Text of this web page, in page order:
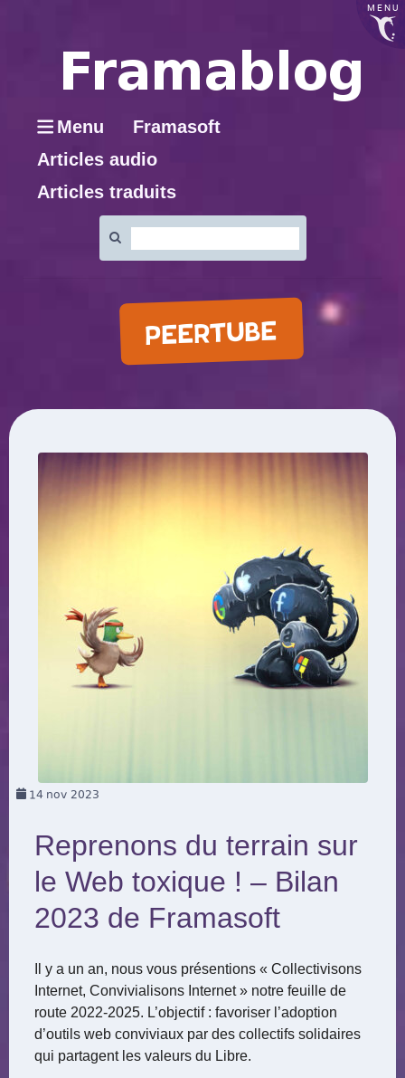
MENU
Menu
Framasoft
Articles audio
Articles traduits
:
PEERTUBE
14 nov 2023
Reprenons du terrain sur
le Web toxique ! – Bilan
2023 de Framasoft
Il y a un an, nous vous présentions « Collectivisons
Internet, Convivialisons Internet » notre feuille de
route 2022-2025. L’objectif : favoriser l’adoption
d’outils web conviviaux par des collectifs solidaires
qui partagent les valeurs du Libre.